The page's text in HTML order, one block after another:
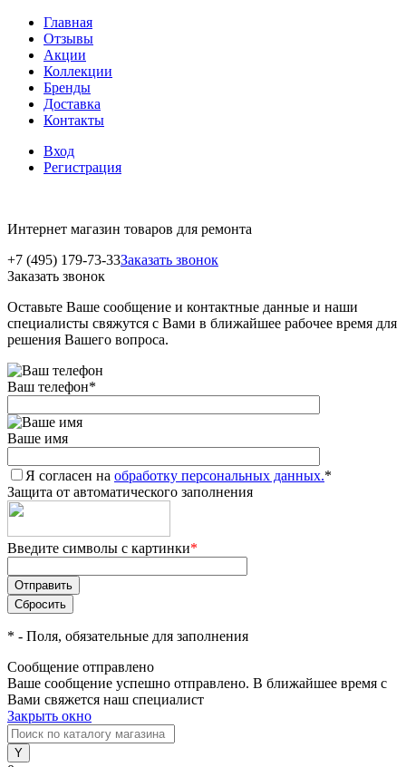
Главная
Отзывы
Акции
Коллекции
Бренды
Доставка
Контакты
Вход
Регистрация
Интернет магазин товаров для ремонта
+7 (495) 179-73-33Заказать звонок
Заказать звонок
Оставьте Ваше сообщение и контактные данные и наши
специалисты свяжутся с Вами в ближайшее рабочее время для
решения Вашего вопроса.
Ваш телефон*
Ваше имя
Я согласен на обработку персональных данных.*
Защита от автоматического заполнения
Введите символы с картинки*
* - Поля, обязательные для заполнения
Сообщение отправлено
Ваше сообщение успешно отправлено. В ближайшее время с
Вами свяжется наш специалист
Закрыть окно